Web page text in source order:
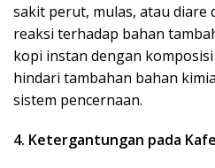
sakit perut, mulas, atau diare
reaksi terhadap bahan
kopi instan dengan
hindari tambahan bahan
sistem pencernaan.
4. Ketergantungan pada